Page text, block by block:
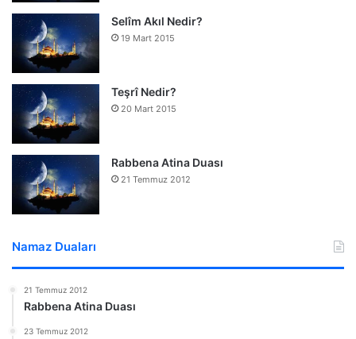
Selîm Akıl Nedir?
19 Mart 2015
Teşrî Nedir?
20 Mart 2015
Rabbena Atina Duası
21 Temmuz 2012
Namaz Duaları
21 Temmuz 2012
Rabbena Atina Duası
23 Temmuz 2012